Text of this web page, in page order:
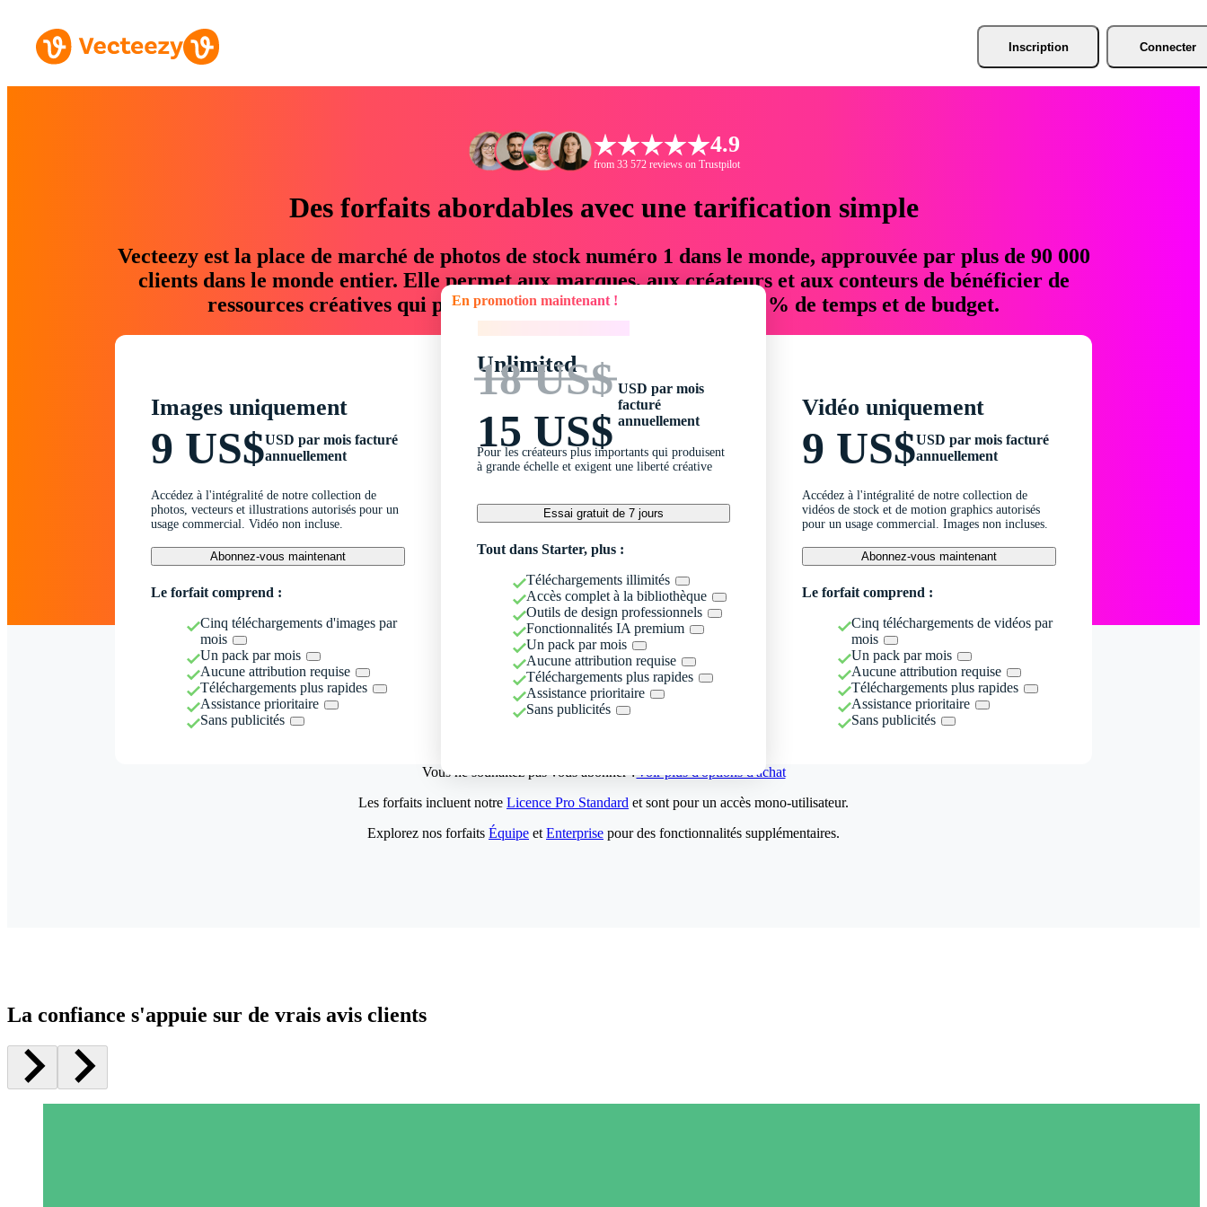
Inscription Connecter
4.9
from 33 572 reviews on Trustpilot
Des forfaits abordables avec une tarification simple
Vecteezy est la place de marché de photos de stock numéro 1 dans le monde, approuvée par plus de 90 000
clients dans le monde entier. Elle permet aux marques, aux créateurs et aux conteurs de bénéficier de
ressources créatives qui permettent d'économiser jusqu'à 76 % de temps et de budget.
Images uniquement
9 US$USD par mois facturé
annuellement
Accédez à l'intégralité de notre collection de
photos, vecteurs et illustrations autorisés pour un
usage commercial. Vidéo non incluse.
Abonnez-vous maintenant
Le forfait comprend :
Cinq téléchargements d'images par
mois
Un pack par mois
Aucune attribution requise
Téléchargements plus rapides
Assistance prioritaire
Sans publicités
En promotion maintenant !
Unlimited
18 US$
15 US$
USD par mois
facturé
annuellement
Pour les créateurs plus importants qui produisent
à grande échelle et exigent une liberté créative
Essai gratuit de 7 jours
Tout dans Starter, plus :
Téléchargements illimités
Accès complet à la bibliothèque
Outils de design professionnels
Fonctionnalités IA premium
Un pack par mois
Aucune attribution requise
Téléchargements plus rapides
Assistance prioritaire
Sans publicités
Vidéo uniquement
9 US$USD par mois facturé
annuellement
Accédez à l'intégralité de notre collection de
vidéos de stock et de motion graphics autorisés
pour un usage commercial. Images non incluses.
Abonnez-vous maintenant
Le forfait comprend :
Cinq téléchargements de vidéos par
mois
Un pack par mois
Aucune attribution requise
Téléchargements plus rapides
Assistance prioritaire
Sans publicités
Vous ne souhaitez pas vous abonner ?Voir plus d'options d'achat
Les forfaits incluent notre Licence Pro Standard et sont pour un accès mono-utilisateur.
Explorez nos forfaits Équipe et Enterprise pour des fonctionnalités supplémentaires.
La confiance s'appuie sur de vrais avis clients